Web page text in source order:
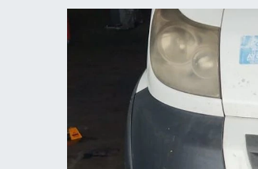
Spor
Haber Arşivi